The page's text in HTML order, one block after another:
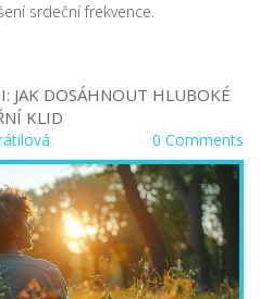
srdeční frekvence.
JAK DOSÁHNOUT HLUBOKÉ
KLID
0 Comments